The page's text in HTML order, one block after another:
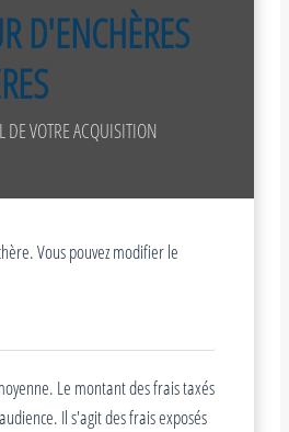
D'ENCHÈRES
DE VOTRE ACQUISITION
Vous pouvez modifier le
Le montant des frais taxés
Il s'agit des frais exposés